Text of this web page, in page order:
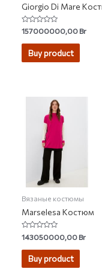
Giorgio Di Mare
Rated
0
out
157000000,00Br
Buy product
Вязаные костюмы
Marselesa Костюм
Rated
0
out
143050000,00Br
Buy product